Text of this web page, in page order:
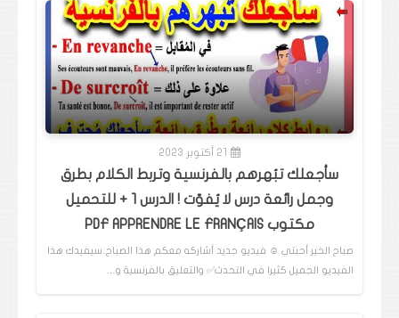
21 أكتوبر 2023
سأجعلك تبُهرهم بالفرنسية وتربط الكلام بطرق
وجمل رائعة درس لا يُفوّت ! الدرس 1 + للتحميل
مكتوب PDF APPRENDRE LE FRANÇAIS
صباح الخير أحبتي ☺️ فيديو جديد أشاركه معكم هذا الصباح..سيفيدك هذا
الفيديو الجميل كثيرا في التحدث✅️ والتعليق بالفرنسية و…